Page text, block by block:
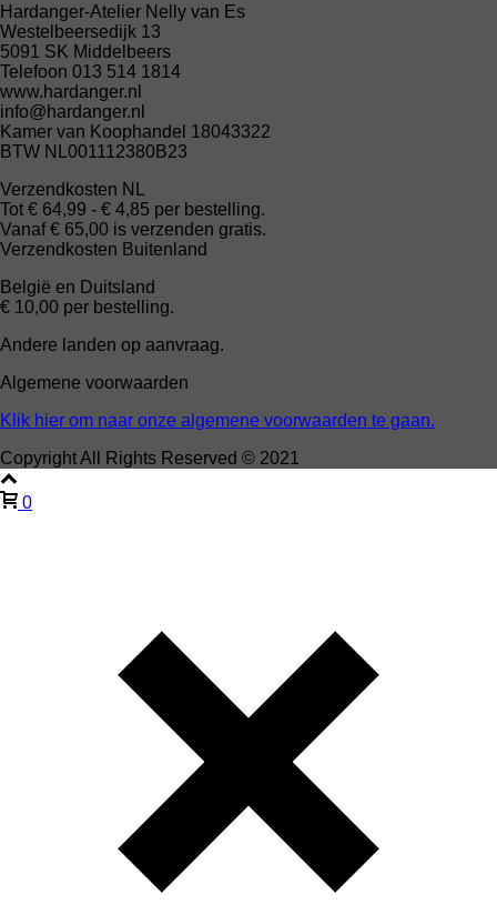
Hardanger-Atelier Nelly van Es
Westelbeersedijk 13
5091 SK Middelbeers
Telefoon 013 514 1814
www.hardanger.nl
info@hardanger.nl
Kamer van Koophandel 18043322
BTW NL001112380B23
Verzendkosten NL
Tot € 64,99 - € 4,85 per bestelling.
Vanaf € 65,00 is verzenden gratis.
Verzendkosten Buitenland
België en Duitsland
€ 10,00 per bestelling.
Andere landen op aanvraag.
Algemene voorwaarden
Klik hier om naar onze algemene voorwaarden te gaan.
Copyright All Rights Reserved © 2021
0